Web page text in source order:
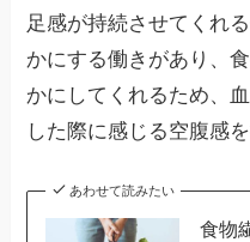
足感が持続させてくれ
かにする働きがあり、
かにしてくれるため、
した際に感じる空腹感
あわせて読みたい
食物